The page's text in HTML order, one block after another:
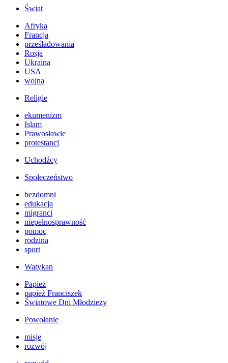
Świat
Afryka
Francja
prześladowania
Rosja
Ukraina
USA
wojna
Religie
ekumenizm
Islam
Prawosławie
protestanci
Uchodźcy
Społeczeństwo
bezdomni
edukacja
migranci
niepełnosprawność
pomoc
rodzina
sport
Watykan
Papież
papież Franciszek
Światowe Dni Młodzieży
Powołanie
misje
rozwój